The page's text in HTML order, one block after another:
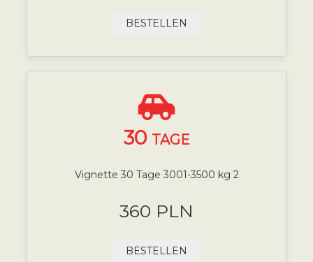
BESTELLEN
30 TAGE
Vignette 30 Tage 3001-3500 kg 2
360 PLN
BESTELLEN